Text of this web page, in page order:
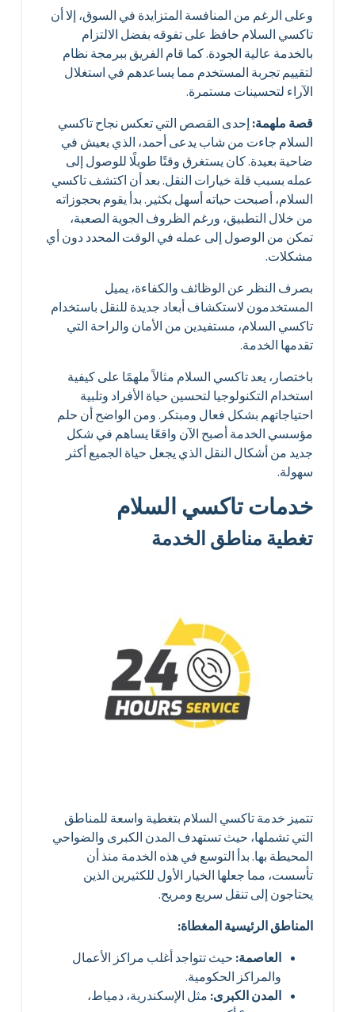
وعلى الرغم من المنافسة المتزايدة في السوق، إلا أن
تاكسي السلام حافظ على تفوقه بفضل الالتزام
بالخدمة عالية الجودة. كما قام الفريق ببرمجة نظام
لتقييم تجربة المستخدم مما يساعدهم في استغلال
الآراء لتحسينات مستمرة.
قصة ملهمة:إحدى القصص التي تعكس نجاح تاكسي
السلام جاءت من شاب يدعى أحمد، الذي يعيش في
ضاحية بعيدة. كان يستغرق وقتًا طويلًا للوصول إلى
عمله بسبب قلة خيارات النقل. بعد أن اكتشف تاكسي
السلام، أصبحت حياته أسهل بكثير. بدأ يقوم بحجوزاته
من خلال التطبيق، ورغم الظروف الجوية الصعبة،
تمكن من الوصول إلى عمله في الوقت المحدد دون أي
مشكلات.
بصرف النظر عن الوظائف والكفاءة، يميل
المستخدمون لاستكشاف أبعاد جديدة للنقل باستخدام
تاكسي السلام، مستفيدين من الأمان والراحة التي
تقدمها الخدمة.
باختصار، يعد تاكسي السلام مثالاً ملهمًا على كيفية
استخدام التكنولوجيا لتحسين حياة الأفراد وتلبية
احتياجاتهم بشكل فعال ومبتكر. ومن الواضح أن حلم
مؤسسي الخدمة أصبح الآن واقعًا يساهم في شكل
جديد من أشكال النقل الذي يجعل حياة الجميع أكثر
سهولة.
خدمات تاكسي السلام
تغطية مناطق الخدمة
تتميز خدمة تاكسي السلام بتغطية واسعة للمناطق
التي تشملها، حيث تستهدف المدن الكبرى والضواحي
المحيطة بها. بدأ التوسع في هذه الخدمة منذ أن
تأسست، مما جعلها الخيار الأول للكثيرين الذين
يحتاجون إلى تنقل سريع ومريح.
المناطق الرئيسية المغطاة:
العاصمة:حيث تتواجد أغلب مراكز الأعمال
والمراكز الحكومية.
المدن الكبرى:مثل الإسكندرية، دمياط،